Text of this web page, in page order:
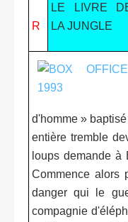
R
LE LIVRE
LA JUNGLE
d'homme »
entière tremble
loups demande
Commence alors
danger qui le
compagnie